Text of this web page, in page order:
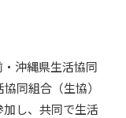
沖縄県生活協同
同組合（生協）
し、共同で生活